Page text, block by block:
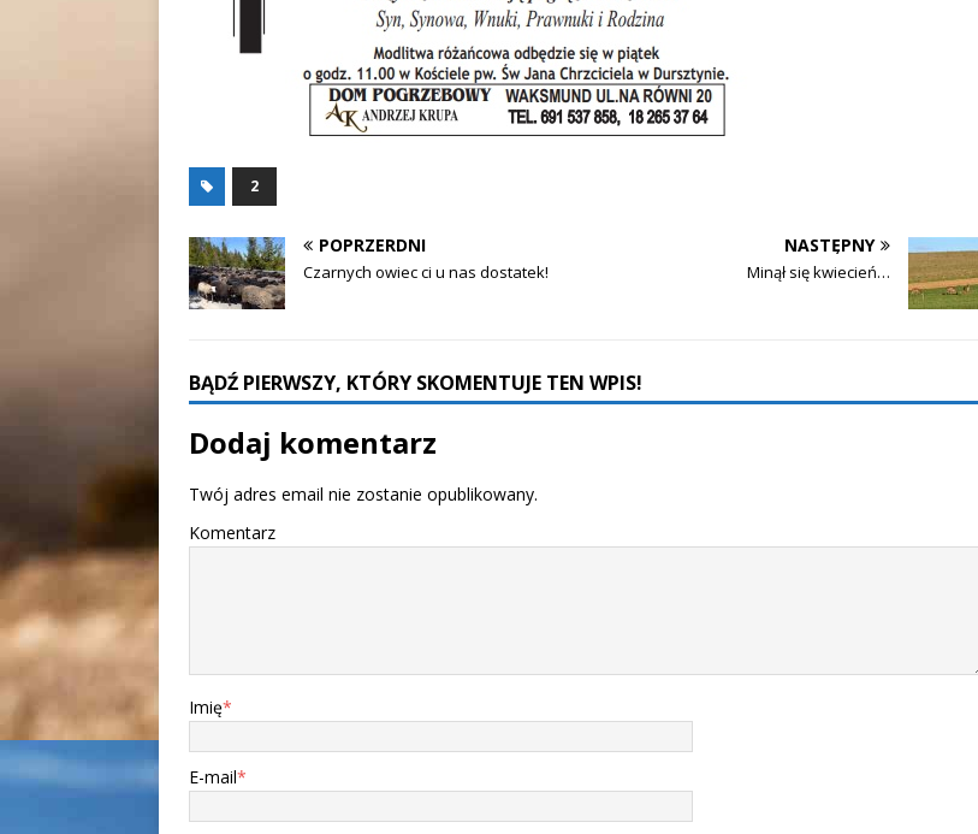
2
POPRZERDNI
Czarnych owiec ci u nas dostatek!
NASTĘPNY
Minął się kwiecień…
BĄDŹ PIERWSZY, KTÓRY SKOMENTUJE TEN WPIS!
Dodaj komentarz
Twój adres email nie zostanie opublikowany.
Komentarz
Imię*
E-mail*